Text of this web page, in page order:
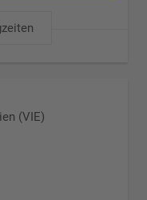
(VIE)